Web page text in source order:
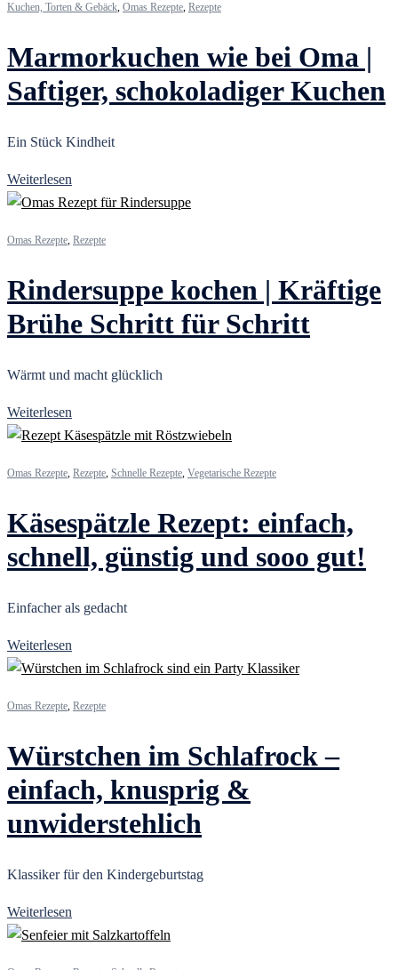
Kuchen, Torten & Gebäck, Omas Rezepte, Rezepte
Marmorkuchen wie bei Oma |
Saftiger, schokoladiger Kuchen
Ein Stück Kindheit
Weiterlesen
Omas Rezepte, Rezepte
Rindersuppe kochen | Kräftige
Brühe Schritt für Schritt
Wärmt und macht glücklich
Weiterlesen
Omas Rezepte, Rezepte, Schnelle Rezepte, Vegetarische Rezepte
Käsespätzle Rezept: einfach,
schnell, günstig und sooo gut!
Einfacher als gedacht
Weiterlesen
Omas Rezepte, Rezepte
Würstchen im Schlafrock –
einfach, knusprig &
unwiderstehlich
Klassiker für den Kindergeburtstag
Weiterlesen